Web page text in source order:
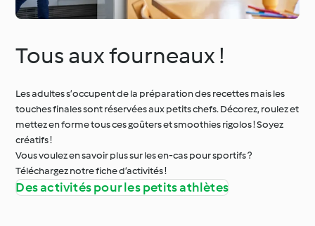
Tous aux fourneaux !
Les adultes s’occupent de la préparation des recettes mais les
touches finales sont réservées aux petits chefs. Décorez, roulez et
mettez en forme tous ces goûters et smoothies rigolos ! Soyez
créatifs !
Vous voulez en savoir plus sur les en-cas pour sportifs ?
Téléchargez notre fiche d’activités !
Des activités pour les petits athlètes